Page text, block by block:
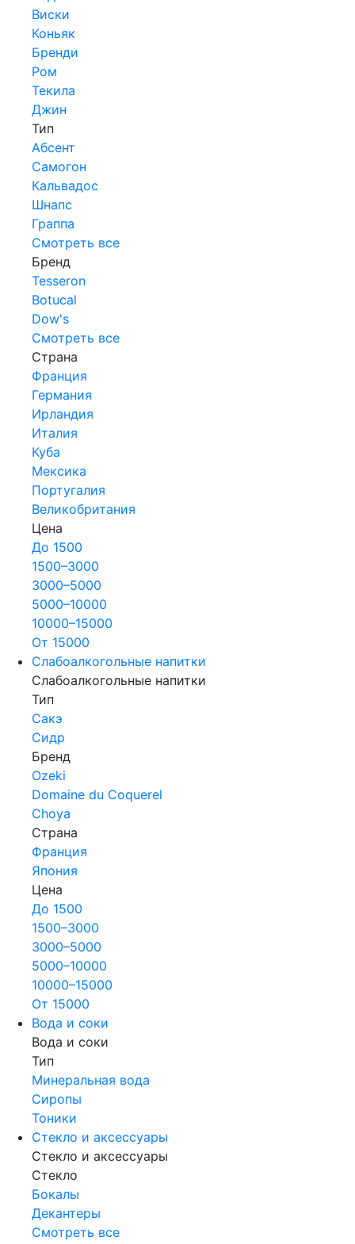
Виски
Коньяк
Бренди
Ром
Текила
Джин
Тип
Абсент
Самогон
Кальвадос
Шнапс
Граппа
Смотреть все
Бренд
Tesseron
Botucal
Dow's
Смотреть все
Страна
Франция
Германия
Ирландия
Италия
Куба
Мексика
Португалия
Великобритания
Цена
До 1500
1500–3000
3000–5000
5000–10000
10000–15000
От 15000
Слабоалкогольные напитки
Слабоалкогольные напитки
Тип
Сакэ
Сидр
Бренд
Ozeki
Domaine du Coquerel
Choya
Страна
Франция
Япония
Цена
До 1500
1500–3000
3000–5000
5000–10000
10000–15000
От 15000
Вода и соки
Вода и соки
Тип
Минеральная вода
Сиропы
Тоники
Стекло и аксессуары
Стекло и аксессуары
Стекло
Бокалы
Декантеры
Смотреть все